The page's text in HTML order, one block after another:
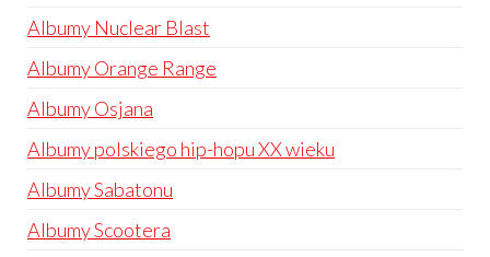
Albumy Nuclear Blast
Albumy Orange Range
Albumy Osjana
Albumy polskiego hip-hopu XX wieku
Albumy Sabatonu
Albumy Scootera